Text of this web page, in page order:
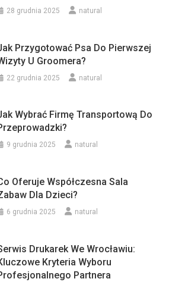
28 grudnia 2025 natural
Przygotować Psa Do Pierwszej
U Groomera?
22 grudnia 2025 natural
Wybrać Firmę Transportową Do
9 grudnia 2025 natural
Oferuje Współczesna Sala
Dla Dzieci?
6 grudnia 2025 natural
Drukarek We Wrocławiu:
Kryteria Wyboru
Partnera